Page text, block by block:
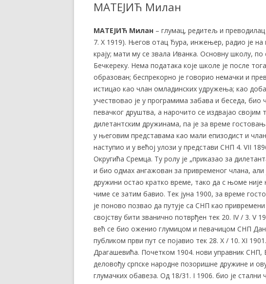
МАТЕЈИЋ Милан
МАТЕЈИЋ Милан – глумац, редитељ и
7. X 1919). Његов отац Ђура, инжењер, радио је
крају; мати му се звала Иванка. Основну школу,
Бечкереку. Нема података које школе је после
образован; беспрекорно је говорио немачки и
истицао као члан омладинских удружења; као
учествовао је у програмима забава и беседа, био
певачког друштва, а нарочито се издвајао
дилетантским дружинама, па је за време
у његовим представама као мали епизодист и
наступио и у већој улози у представи СНП 4. VII
Округића Сремца. Ту ролу је „приказао за
и био одмах ангажован за привременог члана, али
дружини остао кратко време, тако да с њоме није
чиме се затим бавио. Тек јуна 1900, за време
је поново позвао да путује са СНП као
својству бити званично потврђен тек 20. IV / 3. V
већ се био оженио глумицом и певачицом СНП
публиком први пут се појавио тек 28. X / 10. XI
Драгашевића. Почетком 1904. нови управник СНП,
деловођу српске народне позоришне дружине и
глумачких обавеза. Од 18/31. I 1906. био је